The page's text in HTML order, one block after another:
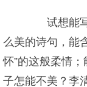
试想能写
么美的诗句，能
怀”的这般柔情
子怎能不美？李